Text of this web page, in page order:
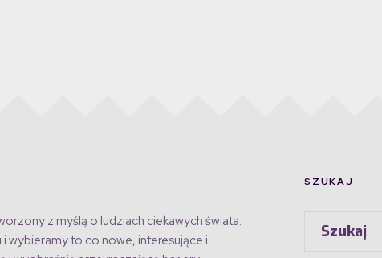
z myślą o ludziach ciekawych świata.
wybieramy to co nowe, interesujące i
SZUKAJ